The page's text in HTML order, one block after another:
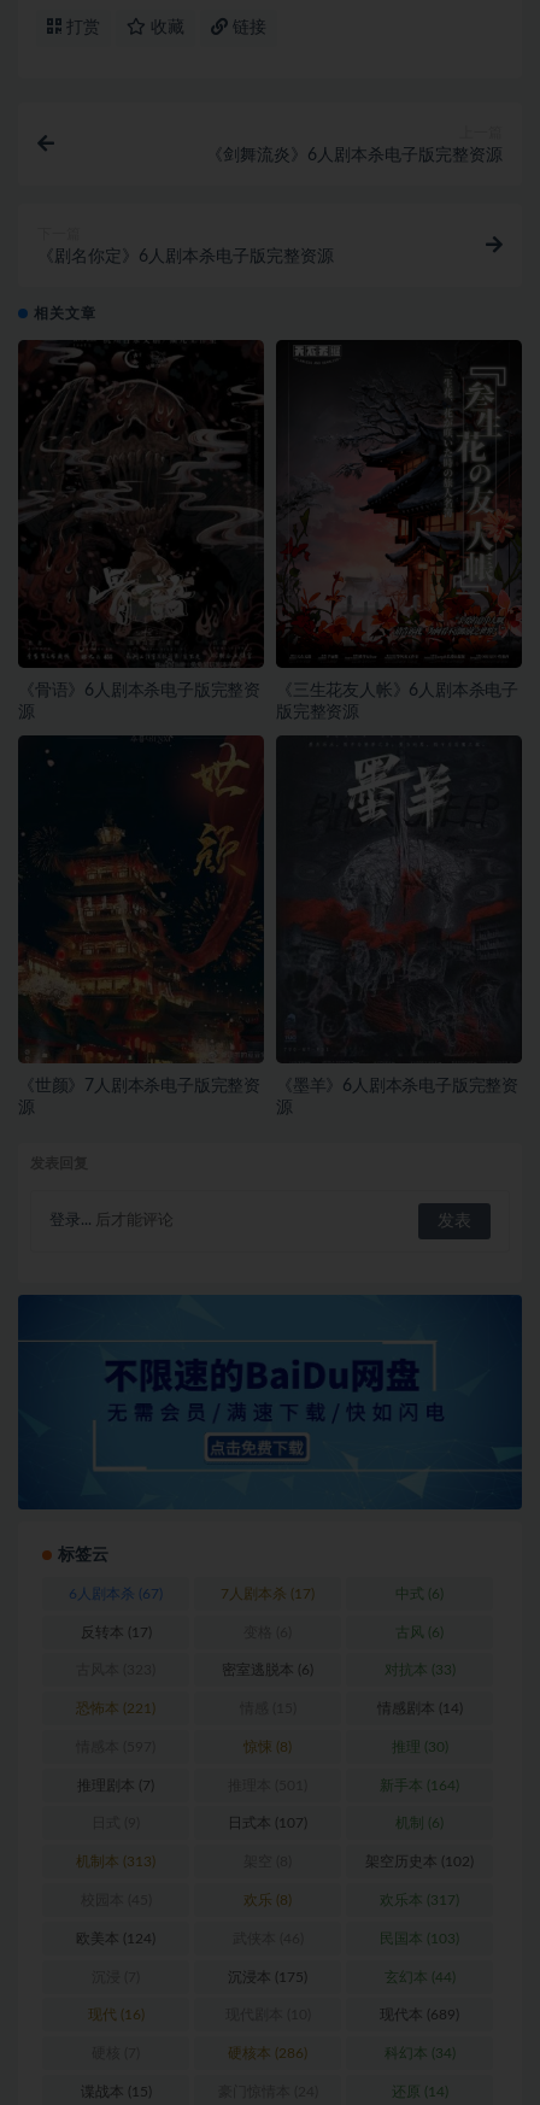
打赏 收藏 链接
《剑舞流炎》6人剧本杀电子版完整资源
《剧名你定》6人剧本杀电子版完整资源
相关文章
《骨语》6人剧本杀电子版完整资
源
《三生花友人帐》6人剧本杀电子
版完整资源
《世颜》7人剧本杀电子版完整资
源
《墨羊》6人剧本杀电子版完整资
源
登录... 后才能评论
标签云
6人剧本杀 (67) 7人剧本杀 (17) 中式 (6)
反转本 (17) 古风 (6)
密室逃脱本 (6) 对抗本 (33)
恐怖本 (221) 情感剧本 (14)
惊悚 (8) 推理 (30)
推理剧本 (7) 新手本 (164)
日式本 (107) 机制 (6)
机制本 (313) 架空历史本 (102)
欢乐 (8) 欢乐本 (317)
欧美本 (124) 民国本 (103)
沉浸本 (175) 玄幻本 (44)
现代 (16) 现代本 (689)
硬核本 (286) 科幻本 (34)
谍战本 (15) 还原 (14)